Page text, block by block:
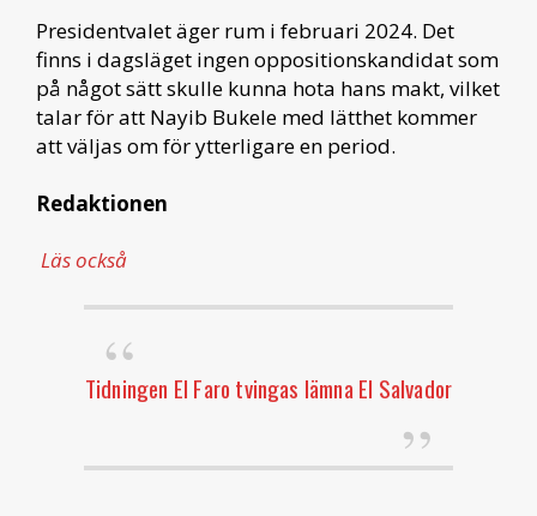
Presidentvalet äger rum i februari 2024. Det
finns i dagsläget ingen oppositionskandidat som
på något sätt skulle kunna hota hans makt, vilket
talar för att Nayib Bukele med lätthet kommer
att väljas om för ytterligare en period.
Redaktionen
Läs också
Tidningen El Faro tvingas lämna El Salvador